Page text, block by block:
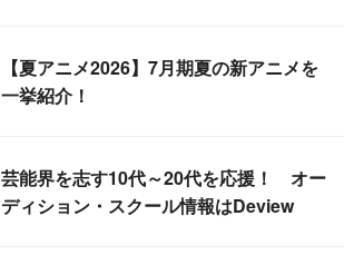
【夏アニメ2026】7月期夏の新アニメを
一挙紹介！
芸能界を志す10代～20代を応援！ オー
ディション・スクール情報はDeview